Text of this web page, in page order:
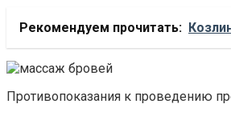
Рекомендуем прочитать:
Противопоказания к проведению